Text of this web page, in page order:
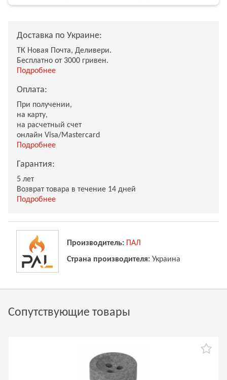
Доставка по Украине:
ТК Новая Почта, Деливери.
Бесплатно от 3000 гривен.
Подробнее
Оплата:
При получении,
на карту,
на расчетный счет
онлайн Visa/Mastercard
Подробнее
Гарантия:
5 лет
Возврат товара в течение 14 дней
Подробнее
Производитель: ПАЛ
Страна производителя: Украина
Сопутствующие товары